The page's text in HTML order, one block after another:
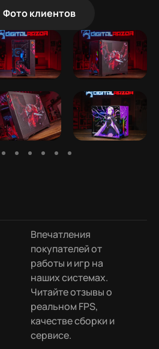
Фото клиентов
Впечатления
покупателей от
работы и игр на
наших системах.
Читайте отзывы о
реальном FPS,
качестве сборки и
сервисе.